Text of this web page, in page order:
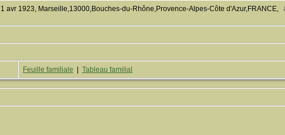
1 avr 1923, Marseille,13000,Bouches-du-Rhône,Provence-Alpes-Côte d'Azur,FRANCE,
Feuille familiale Tableau familial